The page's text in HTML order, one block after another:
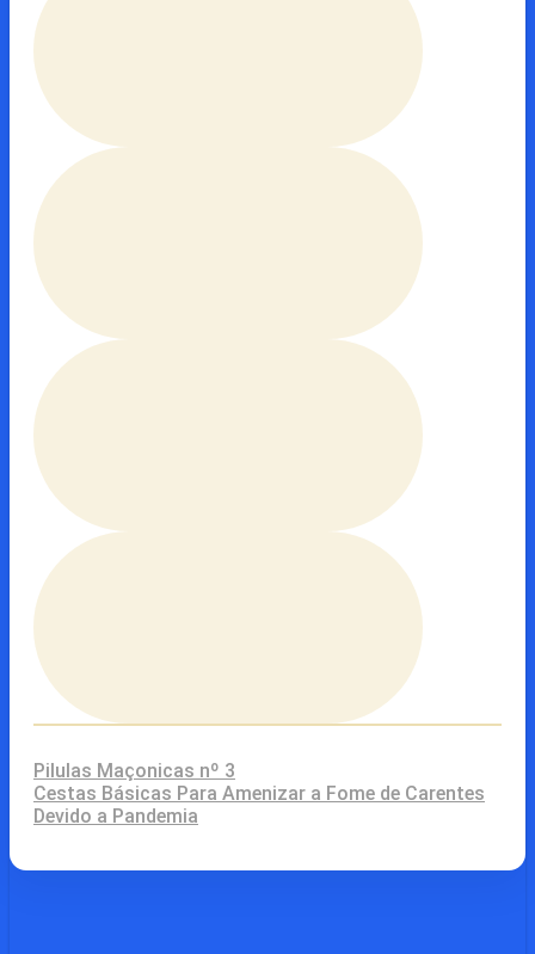
Pilulas Maçonicas nº 3
Cestas Básicas Para Amenizar a Fome de Carentes
Devido a Pandemia